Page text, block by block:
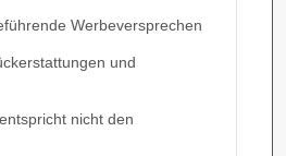
Werbeversprechen
und
nicht den